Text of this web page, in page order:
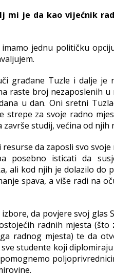
mi je da kao vijećnik
jednu političku
građane Tuzle i dalje je
raste broj nezaposlenih
u dan. Oni sretni
strepe za svoje radno
studij, većina od njih
da zaposli svo
posebno isticati da
ali kod njih je dolazilo do
spava, a više radi na
da povjere svoj glas
radnih mjesta (što
radnog mjesta) te da
studente koji